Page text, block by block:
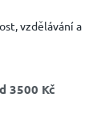
vzdělávání a
3500 Kč